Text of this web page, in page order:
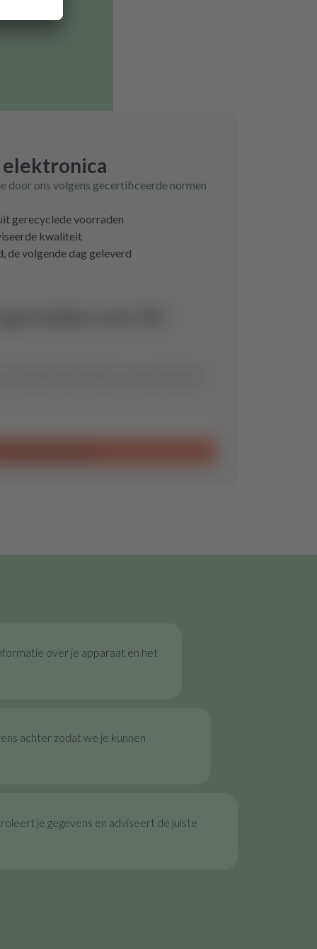
door ons volgens gecertificeerde normen
gerecyclede voorraden
kwaliteit
de volgende dag geleverd
over je apparaat en het
achter zodat we je kunnen
je gegevens en adviseert de juiste